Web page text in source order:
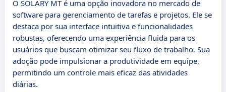
O SOLARY MT é uma opção inovadora no mercado de
software para gerenciamento de tarefas e projetos. Ele se
destaca por sua interface intuitiva e funcionalidades
robustas, oferecendo uma experiência fluida para os
usuários que buscam otimizar seu fluxo de trabalho. Sua
adoção pode impulsionar a produtividade em equipe,
permitindo um controle mais eficaz das atividades
diárias.